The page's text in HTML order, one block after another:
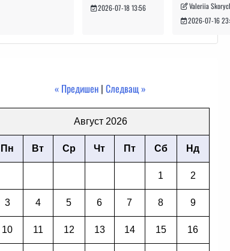
2026-07-18 13:56
Valeriia
2026-07-16
« Предишен |Следващ »
Август 2026
Пн Вт Ср Чт Пт Сб Нд
1 2
3 4 5 6 7 8 9
10 11 12 13 14 15 16